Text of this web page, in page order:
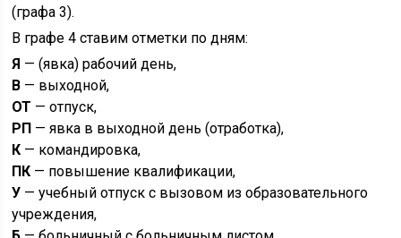
(графа 3).
В графе 4 ставим отметки по дням:
Я — (явка) рабочий день,
В — выходной,
ОТ — отпуск,
РП — явка в выходной день (отработка),
К — командировка,
ПК — повышение квалификации,
У — учебный отпуск с вызовом из образовательного
учреждения,